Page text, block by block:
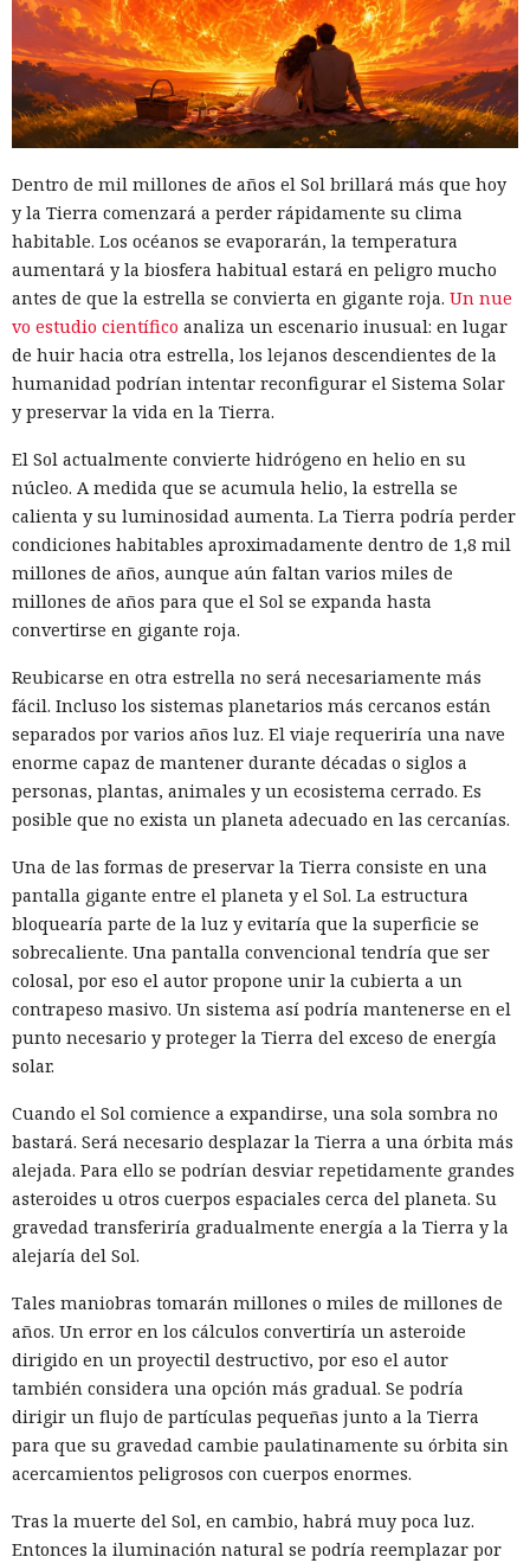
Dentro de mil millones de años el Sol brillará más que hoy
y la Tierra comenzará a perder rápidamente su clima
habitable. Los océanos se evaporarán, la temperatura
aumentará y la biosfera habitual estará en peligro mucho
antes de que la estrella se convierta en gigante roja. Un nue
vo estudio científico analiza un escenario inusual: en lugar
de huir hacia otra estrella, los lejanos descendientes de la
humanidad podrían intentar reconfigurar el Sistema Solar
y preservar la vida en la Tierra.
El Sol actualmente convierte hidrógeno en helio en su
núcleo. A medida que se acumula helio, la estrella se
calienta y su luminosidad aumenta. La Tierra podría perder
condiciones habitables aproximadamente dentro de 1,8 mil
millones de años, aunque aún faltan varios miles de
millones de años para que el Sol se expanda hasta
convertirse en gigante roja.
Reubicarse en otra estrella no será necesariamente más
fácil. Incluso los sistemas planetarios más cercanos están
separados por varios años luz. El viaje requeriría una nave
enorme capaz de mantener durante décadas o siglos a
personas, plantas, animales y un ecosistema cerrado. Es
posible que no exista un planeta adecuado en las cercanías.
Una de las formas de preservar la Tierra consiste en una
pantalla gigante entre el planeta y el Sol. La estructura
bloquearía parte de la luz y evitaría que la superficie se
sobrecaliente. Una pantalla convencional tendría que ser
colosal, por eso el autor propone unir la cubierta a un
contrapeso masivo. Un sistema así podría mantenerse en el
punto necesario y proteger la Tierra del exceso de energía
solar.
Cuando el Sol comience a expandirse, una sola sombra no
bastará. Será necesario desplazar la Tierra a una órbita más
alejada. Para ello se podrían desviar repetidamente grandes
asteroides u otros cuerpos espaciales cerca del planeta. Su
gravedad transferiría gradualmente energía a la Tierra y la
alejaría del Sol.
Tales maniobras tomarán millones o miles de millones de
años. Un error en los cálculos convertiría un asteroide
dirigido en un proyectil destructivo, por eso el autor
también considera una opción más gradual. Se podría
dirigir un flujo de partículas pequeñas junto a la Tierra
para que su gravedad cambie paulatinamente su órbita sin
acercamientos peligrosos con cuerpos enormes.
Tras la muerte del Sol, en cambio, habrá muy poca luz.
Entonces la iluminación natural se podría reemplazar por